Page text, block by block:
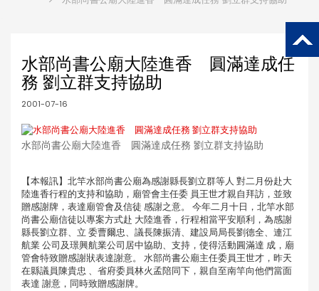
水部尚書公廟大陸進香 圓滿達成任
務 劉立群支持協助
2001-07-16
水部尚書公廟大陸進香 圓滿達成任務 劉立群支持協助
【本報訊】北竿水部尚書公廟為感謝縣長劉立群等人 對二月份赴大
陸進香行程的支持和協助，廟管會主任委 員王世才親自拜訪，並致
贈感謝牌，表達廟管會及信徒 感謝之意。 今年二月十日，北竿水部
尚書公廟信徒以專案方式赴 大陸進香，行程相當平安順利，為感謝
縣長劉立群、立 委曹爾忠、議長陳振清、建設局局長劉德全、連江
航業 公司及璟興航業公司居中協助、支持，使得活動圓滿達 成，廟
管會特致贈感謝狀表達謝意。 水部尚書公廟主任委員王世才，昨天
在縣議員陳貴忠 、省府委員林火孟陪同下，親自至南竿向他們當面
表達 謝意，同時致贈感謝牌。